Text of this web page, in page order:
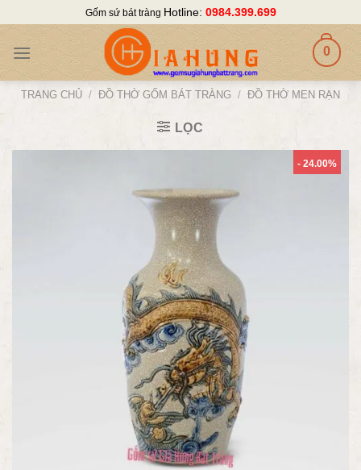
content
Gốm sứ bát tràng Hotline: 0984.399.699
0
TRANG CHỦ / ĐỒ THỜ GỐM BÁT TRÀNG / ĐỒ THỜ MEN RẠN
LỌC
- 24.00%